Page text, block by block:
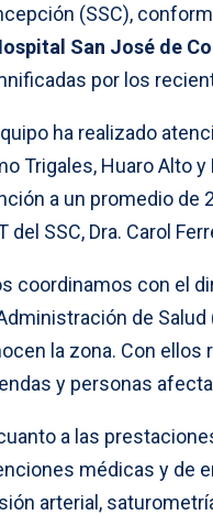
(SSC),
San José de
por los
ha realizado
Trigales, Huaro Alto
a un promedio de
del SSC, Dra. Carol
coordinamos con el
de
la zona. Con
y personas
a las
médicas y de
arterial,